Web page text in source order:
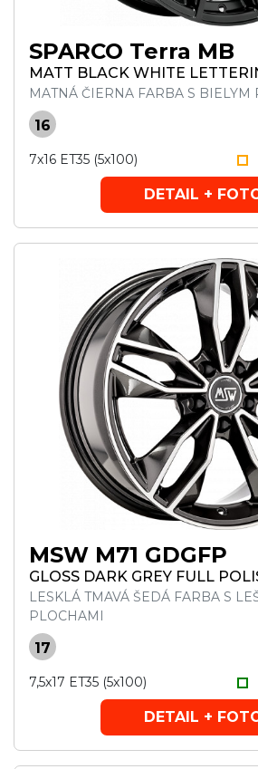
SPARCO Terra MB
MATT BLACK WHITE
MATNÁ ČIERNA FARBA S BIELYM
16
7x16 ET35 (5x100)
DETAIL +
MSW M71 GDGFP
GLOSS DARK GREY FULL
LESKLÁ TMAVÁ ŠEDÁ FARBA S
PLOCHAMI
17
7,5x17 ET35 (5x100)
DETAIL +